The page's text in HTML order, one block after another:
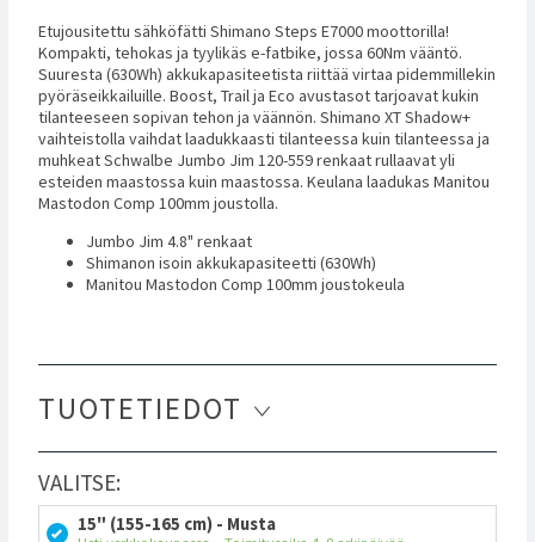
Etujousitettu sähköfätti Shimano Steps E7000 moottorilla!
Kompakti, tehokas ja tyylikäs e-fatbike, jossa 60Nm vääntö.
Suuresta (630Wh) akkukapasiteetista riittää virtaa pidemmillekin
pyöräseikkailuille. Boost, Trail ja Eco avustasot tarjoavat kukin
tilanteeseen sopivan tehon ja väännön. Shimano XT Shadow+
vaihteistolla vaihdat laadukkaasti tilanteessa kuin tilanteessa ja
muhkeat Schwalbe Jumbo Jim 120-559 renkaat rullaavat yli
esteiden maastossa kuin maastossa. Keulana laadukas Manitou
Mastodon Comp 100mm joustolla.
Jumbo Jim 4.8" renkaat
Shimanon isoin akkukapasiteetti (630Wh)
Manitou Mastodon Comp 100mm joustokeula
TUOTETIEDOT
VALITSE:
15" (155-165 cm) - Musta